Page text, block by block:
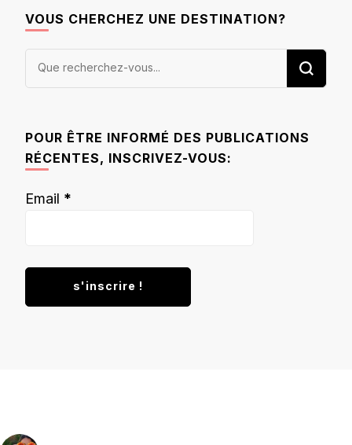
VOUS CHERCHEZ UNE DESTINATION?
Vous
POUR ÊTRE INFORMÉ DES PUBLICATIONS
RÉCENTES, INSCRIVEZ-VOUS:
Email *